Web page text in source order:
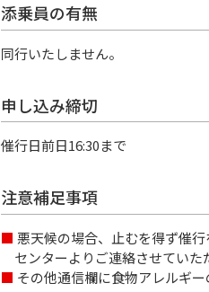
添乗員の有無
同行いたしません。
申し込み締切
催行日前日16:30まで
注意補足事項
悪天候の場合、止むを得ず催
センターよりご連絡させていた
その他通信欄に食物アレルギ